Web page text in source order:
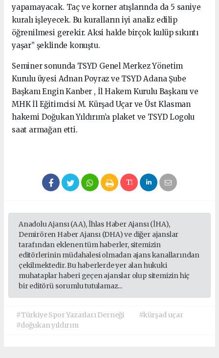
yapamayacak. Taç ve korner atışlarında da 5 saniye
kuralı işleyecek. Bu kuralların iyi analiz edilip
öğrenilmesi gerekir. Aksi halde birçok kulüp sıkıntı
yaşar” şeklinde konuştu.
Seminer sonunda TSYD Genel Merkez Yönetim
Kurulu üyesi Adnan Poyraz ve TSYD Adana Şube
Başkanı Engin Kanber , İl Hakem Kurulu Başkanı ve
MHK İl Eğitimcisi M. Kürşad Uçar ve Üst Klasman
hakemi Doğukan Yıldırım’a plaket ve TSYD Logolu
saat armağan etti.
Anadolu Ajansı (AA), İhlas Haber Ajansı (İHA),
Demirören Haber Ajansı (DHA) ve diğer ajanslar
tarafından eklenen tüm haberler, sitemizin
editörlerinin müdahalesi olmadan ajans kanallarından
çekilmektedir. Bu haberlerde yer alan hukuki
muhataplar haberi geçen ajanslar olup sitemizin hiç
bir editörü sorumlu tutulamaz...
#Türkiye Spor Yazarları Derneği
#kürşad uçar
#doğukan yıldırım